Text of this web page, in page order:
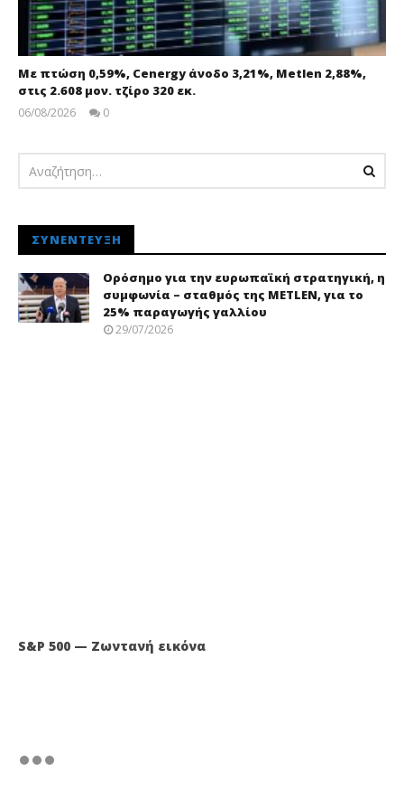
Με πτώση 0,59%, Cenergy άνοδο 3,21%, Metlen 2,88%,
στις 2.608 μον. τζίρο 320 εκ.
06/08/2026
0
ΣΥΝΈΝΤΕΥΞΗ
Ορόσημο για την ευρωπαϊκή στρατηγική, η
συμφωνία – σταθμός της METLEN, για το
25% παραγωγής γαλλίου
29/07/2026
S&P 500 — Ζωντανή εικόνα